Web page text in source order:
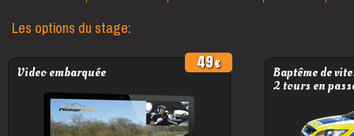
Les options du stage:
Video embarquée
49
Baptême de
2 tours en